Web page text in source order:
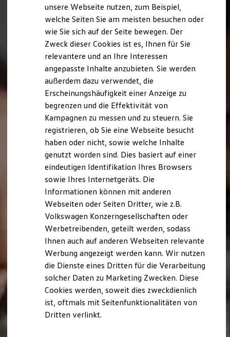
Nachhaltigkeit
Technologie
Kosten und Kauf
Kaufoptionen
E-Auto-Förderung
Software und Konnektivität
Die ID. Software 6
ID. Software Versionen und Updates
Digitale Extras
Schnittstellen zu Ihrem ID.
Hybridautos
Marke und Erlebnis
Volkswagen R und R Experience
R-Modelle
R Experience
Driving Experience
Volkswagen entdecken
Werkbesichtigung
Lifestyle Shop
T-Roc Kollektion
Golf Kollektion
ID. Kollektion
Volkswagen Kollektion
R-Kollektion
GTI Kollektion
Fußball Drop
we drive football
#wedriveproud
Besitzer und Service
Software Updates
Service und Ersatzteile
unsere Webseite nutzen, zum Beispiel,
welche Seiten Sie am meisten besuchen oder
wie Sie sich auf der Seite bewegen. Der
Zweck dieser Cookies ist es, Ihnen für Sie
relevantere und an Ihre Interessen
angepasste Inhalte anzubieten. Sie werden
außerdem dazu verwendet, die
Erscheinungshäufigkeit einer Anzeige zu
begrenzen und die Effektivität von
Kampagnen zu messen und zu steuern. Sie
registrieren, ob Sie eine Webseite besucht
haben oder nicht, sowie welche Inhalte
genutzt worden sind. Dies basiert auf einer
eindeutigen Identifikation Ihres Browsers
sowie Ihres Internetgeräts. Die
Informationen können mit anderen
Webseiten oder Seiten Dritter, wie z.B.
Volkswagen Konzerngesellschaften oder
Werbetreibenden, geteilt werden, sodass
Ihnen auch auf anderen Webseiten relevante
Werbung angezeigt werden kann. Wir nutzen
die Dienste eines Dritten für die Verarbeitung
solcher Daten zu Marketing Zwecken. Diese
Cookies werden, soweit dies zweckdienlich
ist, oftmals mit Seitenfunktionalitäten von
Dritten verlinkt.